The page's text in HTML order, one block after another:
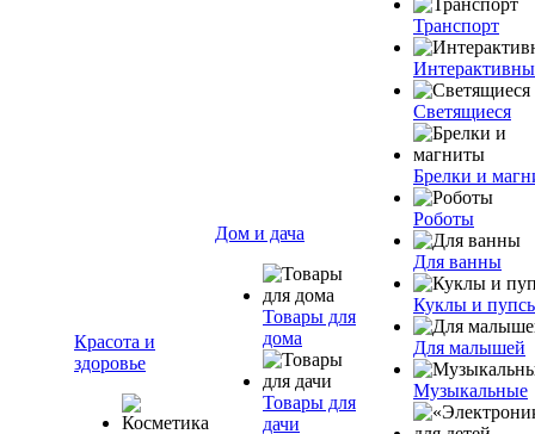
Красота и
здоровье
Дом и дача
Товары для
дома
Товары для
дачи
Транспорт
Светящиеся
Брелки и
Роботы
Для ванны
Куклы и
Для малышей
Музыкальные